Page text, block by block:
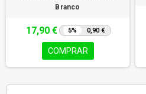
Branco
17,90 € 5% 0,90 €
COMPRAR